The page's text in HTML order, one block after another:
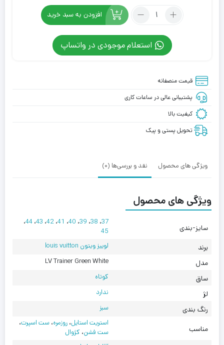
تعداد:
لویی
ویتون
سبز
Louis
Vuitton
Green
افزودن به سبد خرید
استعلام موجودی در واتساپ
قیمت منصفانه
پشتیبانی عالی در ساعات کاری
کیفیت بالا
تحویل پستی و پیک
ویژگی های محصول نقد و بررسی‌ها (0)
ویژگی های محصول
سایز-بندی
37، 38، 39، 40، 41،42، 43،44،
45
برند لوییز ویتون louis vuitton
مدل LV Trainer Green White
ساق کوتاه
لژ ندارد
رنگ بندی سبز
مناسب
استریت استایل،روزمره،ست اسپرت،
ست فشن، کژوال